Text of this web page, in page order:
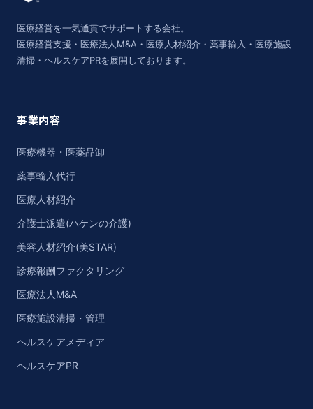
医療経営を一気通貫でサポートする会社。
医療経営支援・医療法人M&A・医療人材紹介・薬事輸入・医療施設
清掃・ヘルスケアPRを展開しております。
事業内容
医療機器・医薬品卸
薬事輸入代行
医療人材紹介
介護士派遣(ハケンの介護)
美容人材紹介(美STAR)
診療報酬ファクタリング
医療法人M&A
医療施設清掃・管理
ヘルスケアメディア
ヘルスケアPR